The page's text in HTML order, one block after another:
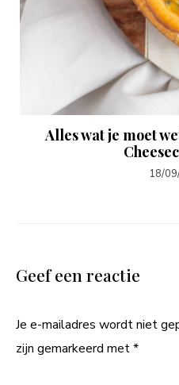
Alles wat je moet
18/
Geef een reactie
Je e-mailadres wordt niet
zijn gemarkeerd met*